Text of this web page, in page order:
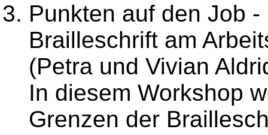
Punkten auf den Job
Brailleschrift am
(Petra und Vivian
In diesem Workshop
Grenzen der